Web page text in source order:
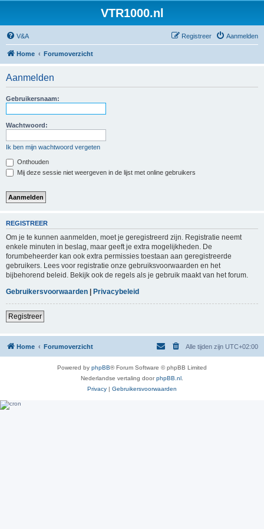
VTR1000.nl
V&A Aanmelden
Registreer
Home Forumoverzicht
Aanmelden
Gebruikersnaam:
Wachtwoord:
Ik ben mijn wachtwoord vergeten
Onthouden
Mij deze sessie niet weergeven in de lijst met online gebruikers
REGISTREER
Om je te kunnen aanmelden, moet je geregistreerd zijn. Registratie neemt
enkele minuten in beslag, maar geeft je extra mogelijkheden. De
forumbeheerder kan ook extra permissies toestaan aan geregistreerde
gebruikers. Lees voor registratie onze gebruiksvoorwaarden en het
bijbehorend beleid. Bekijk ook de regels als je gebruik maakt van het forum.
Gebruikersvoorwaarden | Privacybeleid
Registreer
Home Forumoverzicht Alle tijden zijn UTC+02:00
Powered by phpBB® Forum Software © phpBB Limited
Nederlandse vertaling doorphpBB.nl
Privacy | Gebruikersvoorwaarden